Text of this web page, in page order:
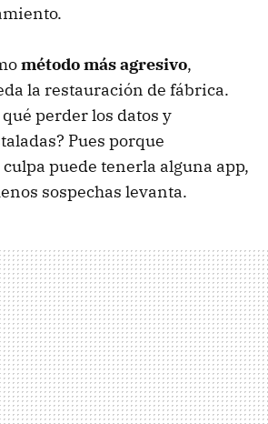
método más agresivo,
la restauración de fábrica.
perder los datos y
Pues porque
puede tenerla alguna app,
sospechas levanta.